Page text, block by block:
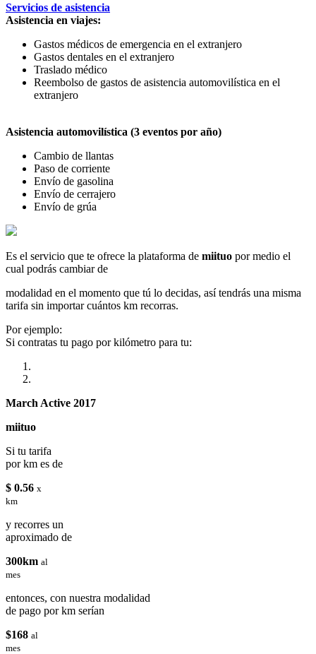
Servicios de asistencia
Asistencia en viajes:
Gastos médicos de emergencia en el extranjero
Gastos dentales en el extranjero
Traslado médico
Reembolso de gastos de asistencia automovilística en el
extranjero
Asistencia automovilística (3 eventos por año)
Cambio de llantas
Paso de corriente
Envío de gasolina
Envío de cerrajero
Envío de grúa
Es el servicio que te ofrece la plataforma de miituo por medio el
cual podrás cambiar de
modalidad en el momento que tú lo decidas, así tendrás una misma
tarifa sin importar cuántos km recorras.
Por ejemplo:
Si contratas tu pago por kilómetro para tu:
March Active 2017
miituo
Si tu tarifa
por km es de
$ 0.56 x
km
y recorres un
aproximado de
300km al
mes
entonces, con nuestra modalidad
de pago por km serían
$168 al
mes